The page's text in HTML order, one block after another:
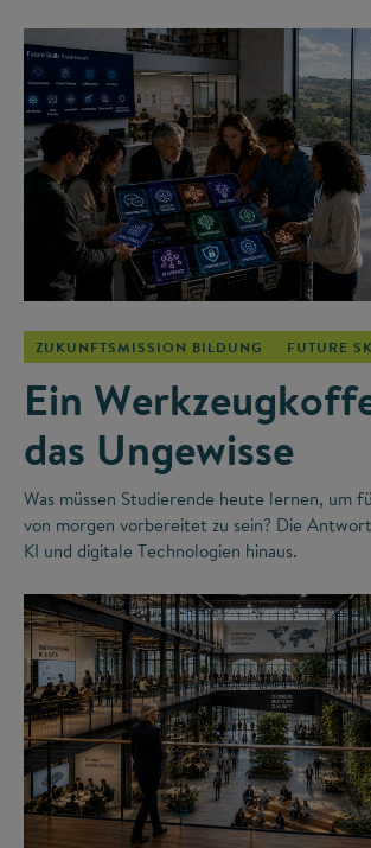
ZUKUNFTSMISSION BILDUNG FUTURE
Ein
das Ungewisse
Was müssen Studierende heute lernen, um
von morgen vorbereitet zu sein? Die
KI und digitale Technologien hinaus.